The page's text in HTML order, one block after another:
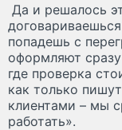
Да и решалось
попадешь с
оформляют
где проверка
как только
клиентами – мы
работать».